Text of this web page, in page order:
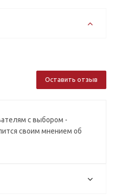
Оставить отзыв
с выбором -
своим мнением об